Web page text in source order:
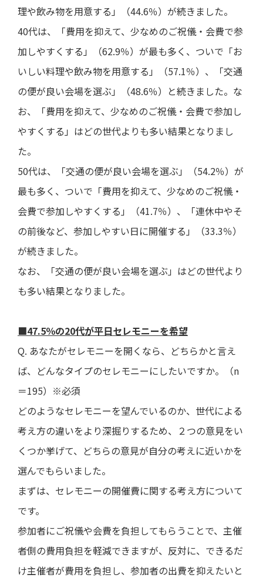
理や飲み物を用意する」（44.6％）が続きました。
40代は、「費用を抑えて、少なめのご祝儀・会費で参
加しやすくする」（62.9％）が最も多く、ついで「お
いしい料理や飲み物を用意する」（57.1％）、「交通
の便が良い会場を選ぶ」（48.6％）と続きました。な
お、「費用を抑えて、少なめのご祝儀・会費で参加し
やすくする」はどの世代よりも多い結果となりまし
た。
50代は、「交通の便が良い会場を選ぶ」（54.2％）が
最も多く、ついで「費用を抑えて、少なめのご祝儀・
会費で参加しやすくする」（41.7％）、「連休中やそ
の前後など、参加しやすい日に開催する」（33.3％）
が続きました。
なお、「交通の便が良い会場を選ぶ」はどの世代より
も多い結果となりました。
■47.5％の20代が平日セレモニーを希望
Q. あなたがセレモニーを開くなら、どちらかと言え
ば、どんなタイプのセレモニーにしたいですか。（n
＝195）※必須
どのようなセレモニーを望んでいるのか、世代による
考え方の違いをより深掘りするため、２つの意見をい
くつか挙げて、どちらの意見が自分の考えに近いかを
選んでもらいました。
まずは、セレモニーの開催費に関する考え方について
です。
参加者にご祝儀や会費を負担してもらうことで、主催
者側の費用負担を軽減できますが、反対に、できるだ
け主催者が費用を負担し、参加者の出費を抑えたいと